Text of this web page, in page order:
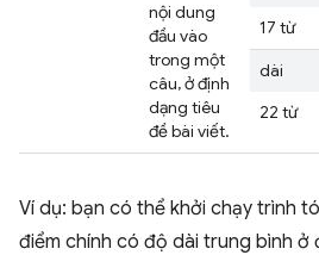
nội dung
đầu vào
trong một
câu, ở định
dạng tiêu
đề bài viết.
17 từ
dài
22 từ
Ví dụ: bạn có thể khởi chạy trình
điểm chính có độ dài trung bình ở